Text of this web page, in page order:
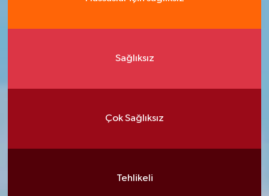
Sağlıksız
Çok Sağlıksız
Tehlikeli